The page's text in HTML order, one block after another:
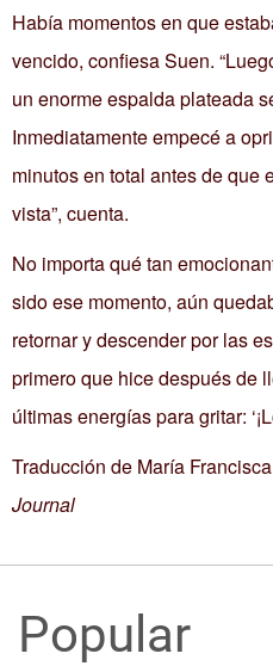
Había momentos en que
vencido, confiesa Suen.
un enorme espalda plateada
Inmediatamente empecé a
minutos en total antes de que
vista”, cuenta.
No importa qué tan
sido ese momento, aún
retornar y descender por las
primero que hice después de
últimas energías para gritar:
Traducción de María
Journal
Popular